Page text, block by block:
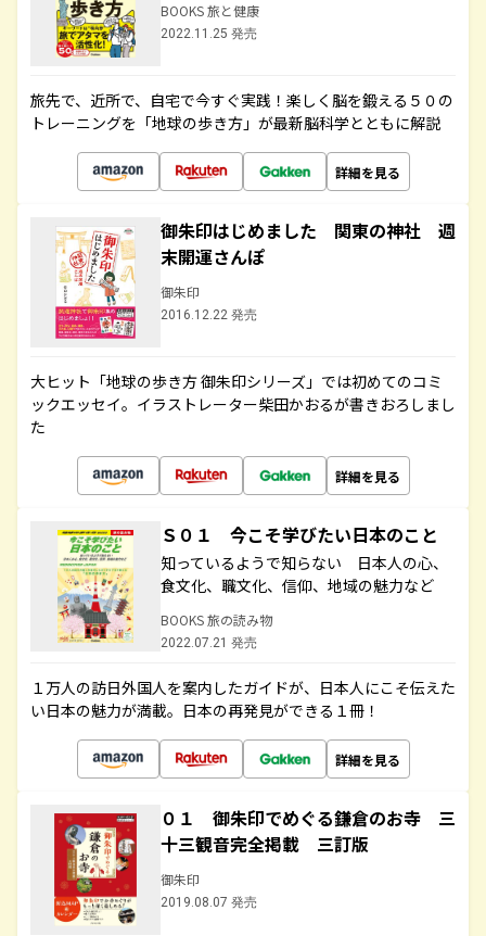
BOOKS 旅と健康
2022.11.25 発売
旅先で、近所で、自宅で今すぐ実践！楽しく脳を鍛える５０の
トレーニングを「地球の歩き方」が最新脳科学とともに解説
詳細を見る
御朱印はじめました 関東の神社 週
末開運さんぽ
御朱印
2016.12.22 発売
大ヒット「地球の歩き方 御朱印シリーズ」では初めてのコミ
ックエッセイ。イラストレーター柴田かおるが書きおろしまし
た
詳細を見る
Ｓ０１ 今こそ学びたい日本のこと
知っているようで知らない 日本人の心、
食文化、職文化、信仰、地域の魅力など
BOOKS 旅の読み物
2022.07.21 発売
１万人の訪日外国人を案内したガイドが、日本人にこそ伝えた
い日本の魅力が満載。日本の再発見ができる１冊！
詳細を見る
０１ 御朱印でめぐる鎌倉のお寺 三
十三観音完全掲載 三訂版
御朱印
2019.08.07 発売